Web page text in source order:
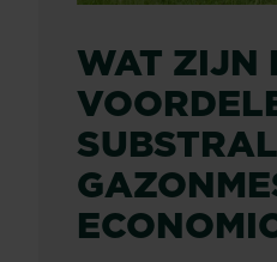
WAT ZIJN
SUBSTRAL